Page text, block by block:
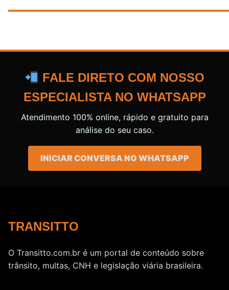
FALE DIRETO COM NOSSO
ESPECIALISTA NO WHATSAPP
Atendimento 100% online, rápido e gratuito para
análise do seu caso.
INICIAR CONVERSA NO WHATSAPP
TRANSITTO
O Transitto.com.br é um portal de conteúdo sobre
trânsito, multas, CNH e legislação viária brasileira.